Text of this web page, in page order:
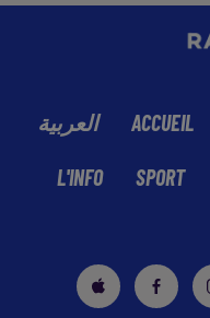
العربية ACCUEIL
L'INFO SPORT